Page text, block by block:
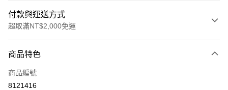
付款與運送方式
超取滿NT$2,000免運
信用卡一次付款
超商取貨付款
商品特色
商品編號
8121416